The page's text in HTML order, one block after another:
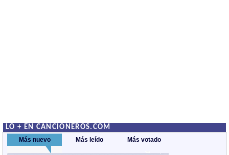
LO + EN CANCIONEROS.COM
Más nuevo Más leído Más votado